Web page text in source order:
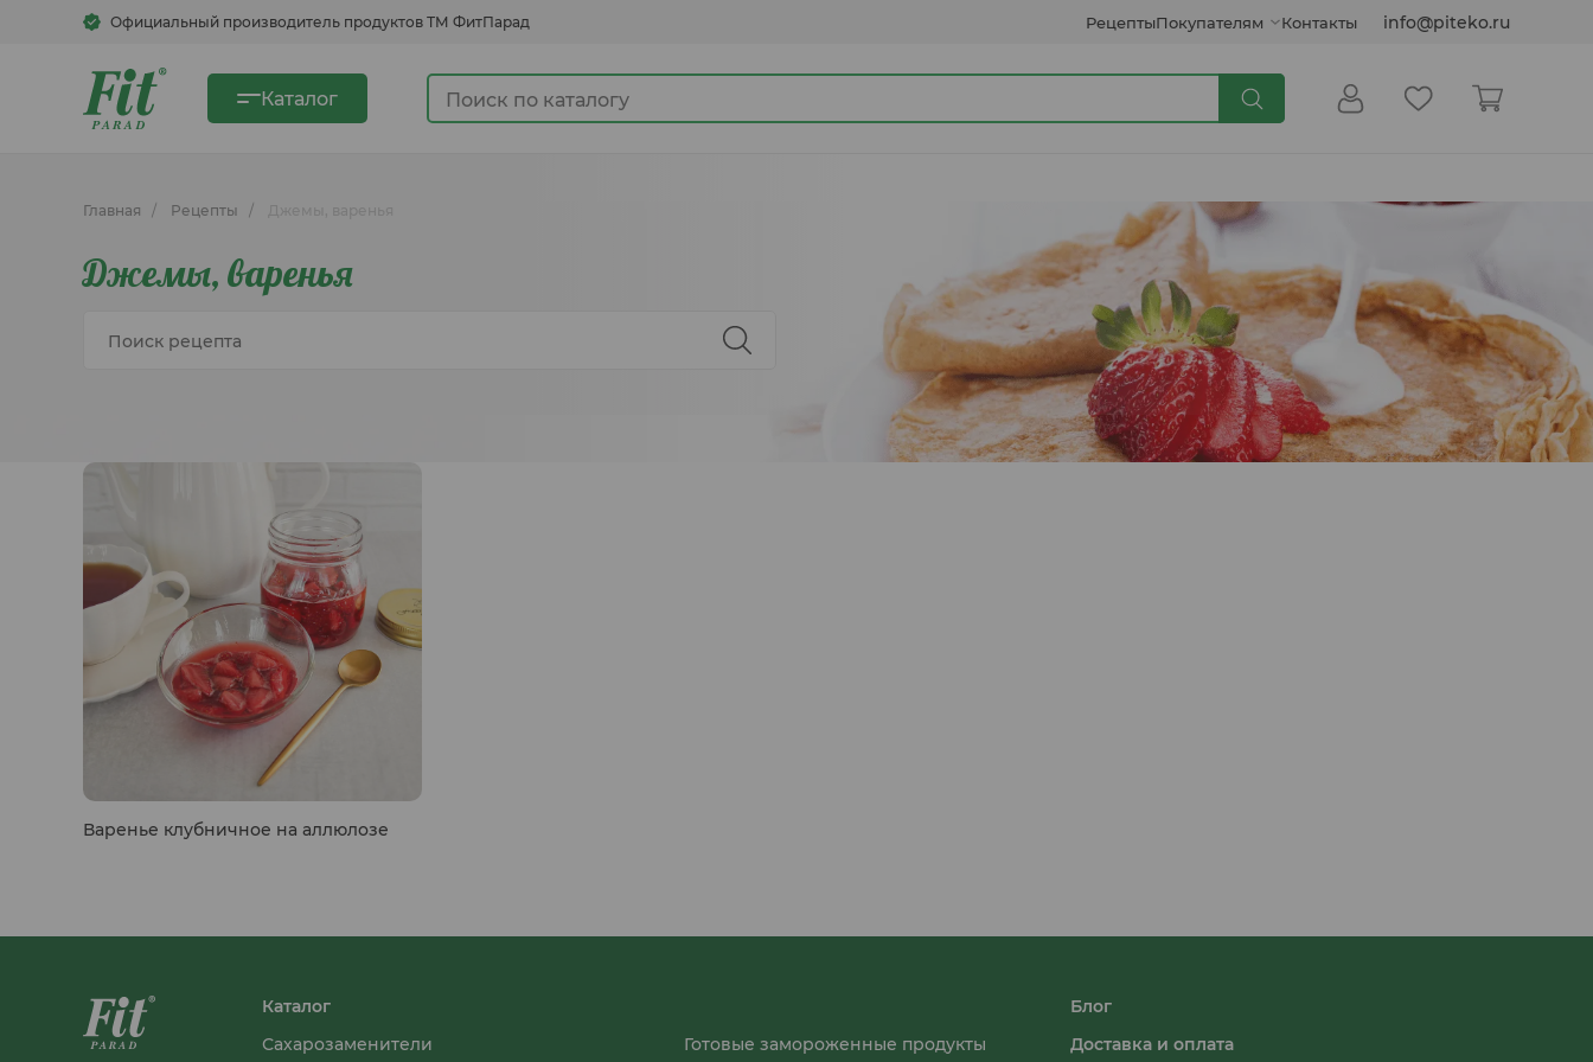
Официальный производитель продуктов ТМ ФитПарад
Сиропы и топпинги
Кокосовые продукты
Готовые замороженные продукты Инулин, клетчатка, семена
Кукурузные хлопья, смеси для
Гуляши растительные
РецептыПокупателям Контакты info@piteko.ru
Каталог
Главная Рецепты
Джемы, варенья
Варенье клубничное на аллюлозе
Каталог
Сахарозаменители
Готовые замороженные продукты
Блог
Доставка и оплата